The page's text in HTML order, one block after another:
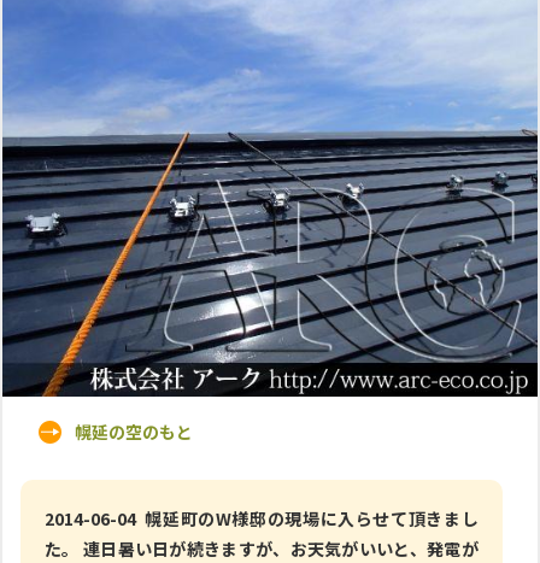
幌延の空のもと
2014-06-04 幌延町のW様邸の現場に入らせて頂きまし
た。 連日暑い日が続きますが、お天気がいいと、発電が